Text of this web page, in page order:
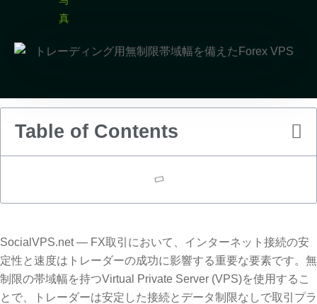
Table of Contents
SocialVPS.net — FX取引において、インターネット接続の安
定性と速度はトレーダーの成功に影響する重要な要素です。無
制限の帯域幅を持つVirtual Private Server (VPS)を使用するこ
とで、トレーダーは安定した接続とデータ制限なしで取引プラ